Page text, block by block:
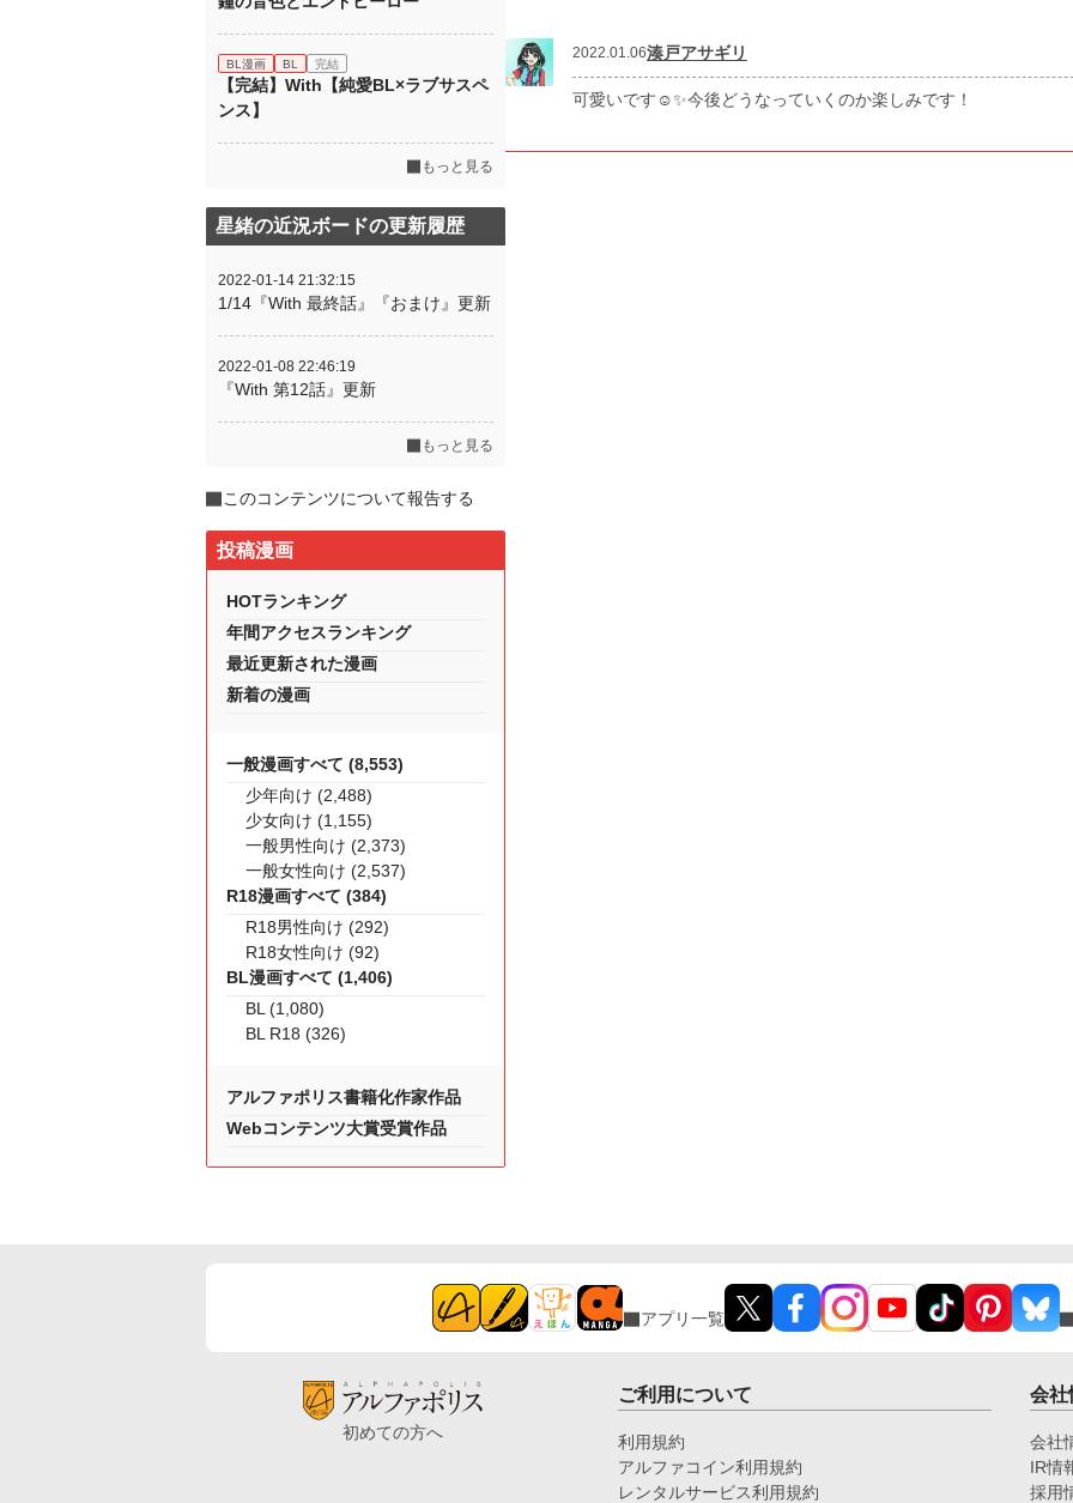
2022.01.06湊戸アサギリ
可愛いです☺️✨今後どうなっていくのか楽しみです！
BL漫画 BL 完結
【完結】With【純愛BL×ラブサスペ
ンス】
もっと見る
星緒の近況ボードの更新履歴
2022-01-14 21:32:15
1/14『With 最終話』『おまけ』更新
2022-01-08 22:46:19
『With 第12話』更新
もっと見る
このコンテンツについて報告する
投稿漫画
HOTランキング
年間アクセスランキング
最近更新された漫画
新着の漫画
一般漫画すべて (8,553)
少年向け (2,488)
少女向け (1,155)
一般男性向け (2,373)
一般女性向け (2,537)
R18漫画すべて (384)
R18男性向け (292)
R18女性向け (92)
BL漫画すべて (1,406)
BL (1,080)
BL R18 (326)
アルファポリス書籍化作家作品
Webコンテンツ大賞受賞作品
アプリ一覧
初めての方へ
ご利用について
利用規約
アルファコイン利用規約
レンタルサービス利用規約
会社
会社
IR情
採用